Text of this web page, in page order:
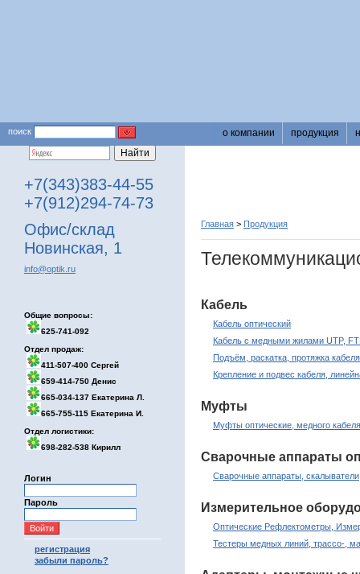
поиск о компании продукция
+7(343)383-44-55
+7(912)294-74-73
Офис/склад
Новинская, 1
info@optik.ru
Общие вопросы:
625-741-092
Отдел продаж:
411-507-400 Сергей
659-414-750 Денис
665-034-137 Екатерина Л.
665-755-115 Екатерина И.
Отдел логистики:
698-282-538 Кирилл
Логин
Пароль
регистрация
забыли пароль?
Главная > Продукция
Кабель
Кабель оптический
Кабель с медными жилами UTP,
Подъём, раскатка, протяжка
Крепление и подвес кабеля,
Муфты
Муфты оптические, медного
Сварочные аппараты
Сварочные аппараты,
Измерительное
Оптические Рефлектометры,
Тестеры медных линий, трассо-,